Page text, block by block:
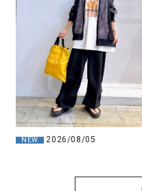
NEW 2026/08/05